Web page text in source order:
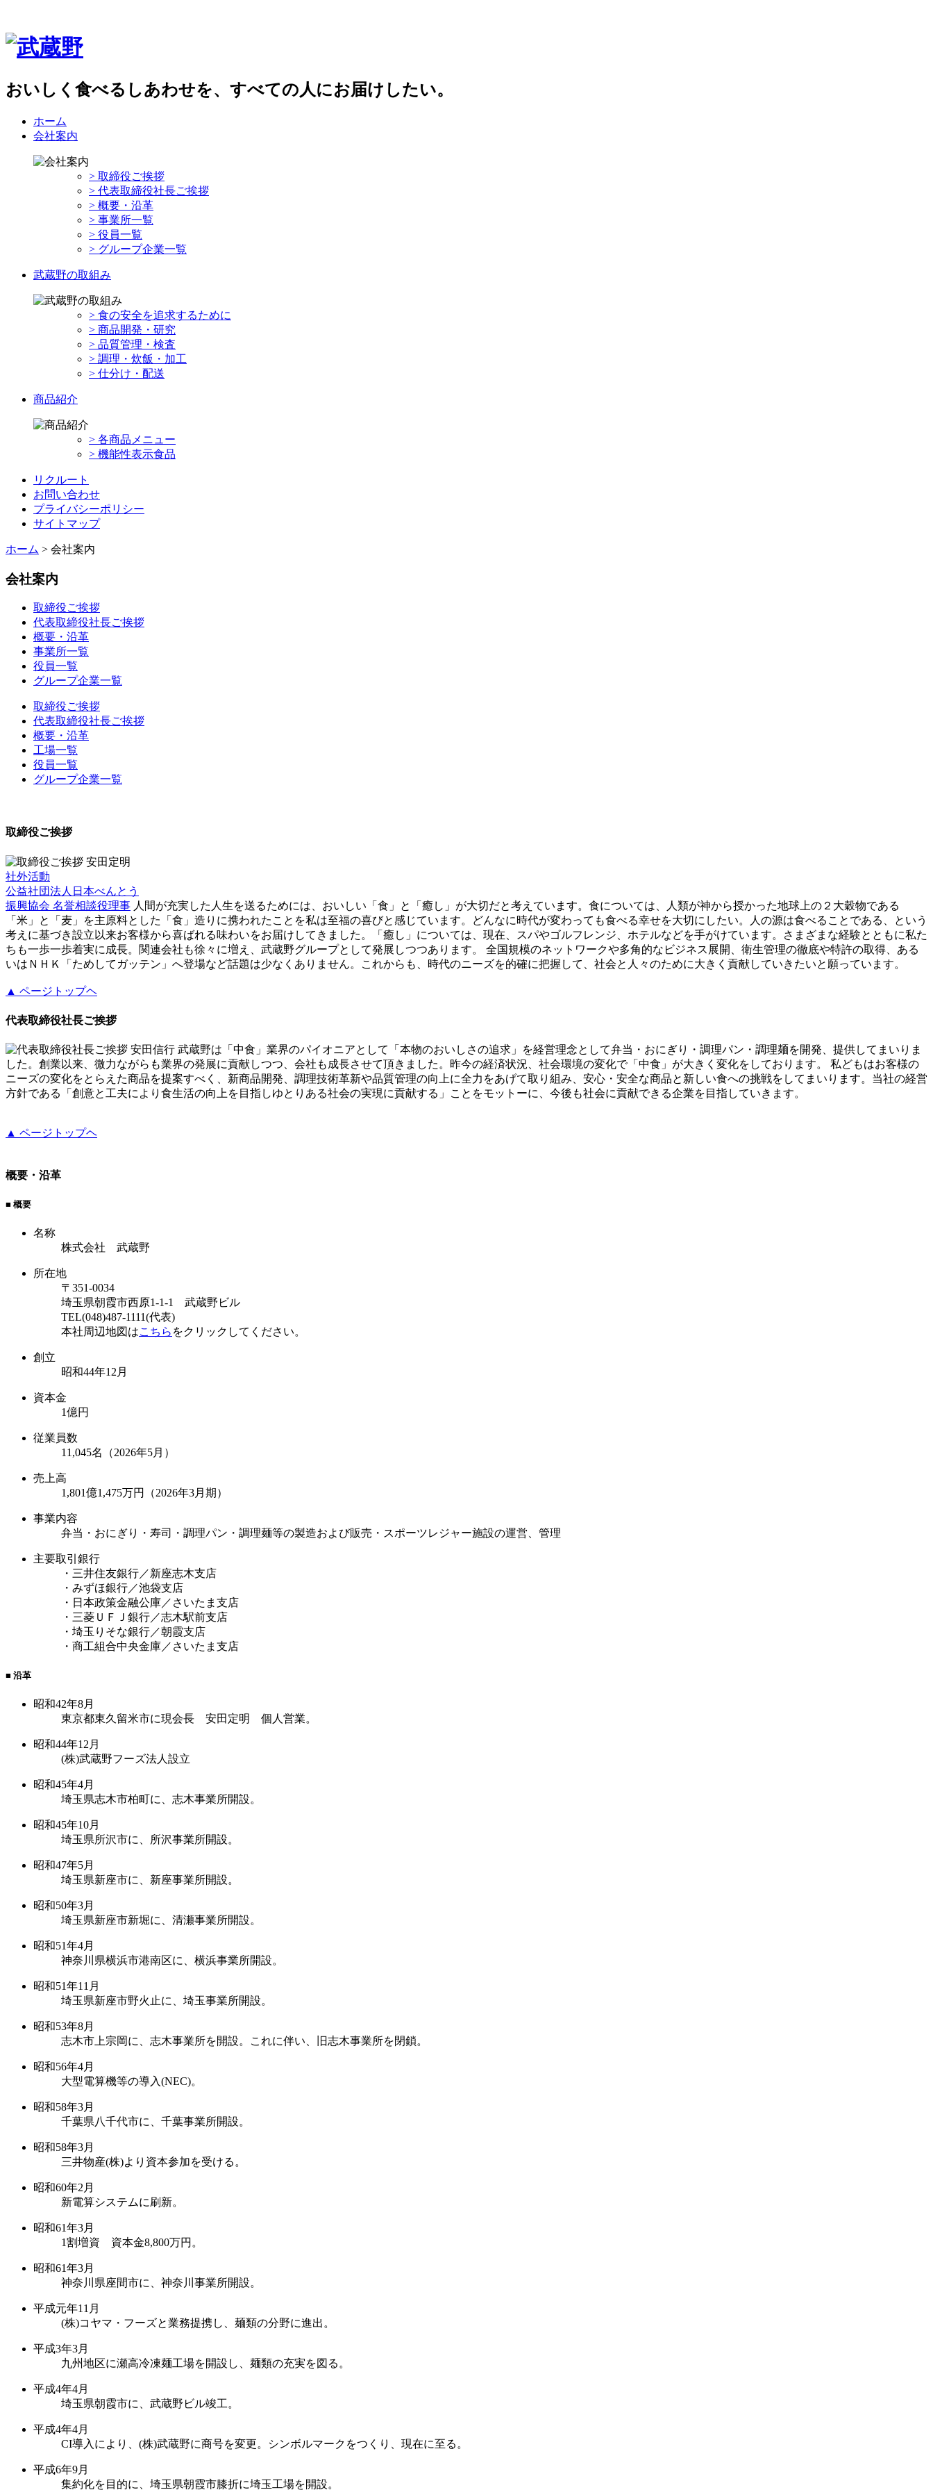
おいしく食べるしあわせを、すべての人にお届けしたい。
ホーム
会社案内
> 取締役ご挨拶
> 代表取締役社長ご挨拶
> 概要・沿革
> 事業所一覧
> 役員一覧
> グループ企業一覧
武蔵野の取組み
> 食の安全を追求するために
> 商品開発・研究
> 品質管理・検査
> 調理・炊飯・加工
> 仕分け・配送
商品紹介
> 各商品メニュー
> 機能性表示食品
リクルート
お問い合わせ
プライバシーポリシー
サイトマップ
ホーム > 会社案内
会社案内
取締役ご挨拶
代表取締役社長ご挨拶
概要・沿革
事業所一覧
役員一覧
グループ企業一覧
取締役ご挨拶
代表取締役社長ご挨拶
概要・沿革
工場一覧
役員一覧
グループ企業一覧
取締役ご挨拶
社外活動
公益社団法人日本べんとう
振興協会 名誉相談役理事 人間が充実した人生を送るためには、おいしい「食」と「癒し」が大切だと考えています。食については、人類が神から授かった地球上の２大穀物である
「米」と「麦」を主原料とした「食」造りに携われたことを私は至福の喜びと感じています。どんなに時代が変わっても食べる幸せを大切にしたい。人の源は食べることである、という
考えに基づき設立以来お客様から喜ばれる味わいをお届けしてきました。「癒し」については、現在、スパやゴルフレンジ、ホテルなどを手がけています。さまざまな経験とともに私た
ちも一歩一歩着実に成長。関連会社も徐々に増え、武蔵野グループとして発展しつつあります。 全国規模のネットワークや多角的なビジネス展開、衛生管理の徹底や特許の取得、ある
いはＮＨＫ「ためしてガッテン」へ登場など話題は少なくありません。これからも、時代のニーズを的確に把握して、社会と人々のために大きく貢献していきたいと願っています。
▲ ページトップヘ
代表取締役社長ご挨拶
武蔵野は「中食」業界のパイオニアとして「本物のおいしさの追求」を経営理念として弁当・おにぎり・調理パン・調理麺を開発、提供してまいりま
した。創業以来、微力ながらも業界の発展に貢献しつつ、会社も成長させて頂きました。昨今の経済状況、社会環境の変化で「中食」が大きく変化をしております。 私どもはお客様の
ニーズの変化をとらえた商品を提案すべく、新商品開発、調理技術革新や品質管理の向上に全力をあげて取り組み、安心・安全な商品と新しい食への挑戦をしてまいります。当社の経営
方針である「創意と工夫により食生活の向上を目指しゆとりある社会の実現に貢献する」ことをモットーに、今後も社会に貢献できる企業を目指していきます。
▲ ページトップヘ
概要・沿革
■ 概要
名称
株式会社 武蔵野
所在地
〒351-0034
埼玉県朝霞市西原1-1-1 武蔵野ビル
TEL(048)487-1111(代表)
本社周辺地図はこちら をクリックしてください。
創立
昭和44年12月
資本金
1億円
従業員数
11,045名（2026年5月）
売上高
1,801億1,475万円（2026年3月期）
事業内容
弁当・おにぎり・寿司・調理パン・調理麺等の製造および販売・スポーツレジャー施設の運営、管理
主要取引銀行
・三井住友銀行／新座志木支店
・みずほ銀行／池袋支店
・日本政策金融公庫／さいたま支店
・三菱ＵＦＪ銀行／志木駅前支店
・埼玉りそな銀行／朝霞支店
・商工組合中央金庫／さいたま支店
■ 沿革
昭和42年8月
東京都東久留米市に現会長 安田定明 個人営業。
昭和44年12月
(株)武蔵野フーズ法人設立
昭和45年4月
埼玉県志木市柏町に、志木事業所開設。
昭和45年10月
埼玉県所沢市に、所沢事業所開設。
昭和47年5月
埼玉県新座市に、新座事業所開設。
昭和50年3月
埼玉県新座市新堀に、清瀬事業所開設。
昭和51年4月
神奈川県横浜市港南区に、横浜事業所開設。
昭和51年11月
埼玉県新座市野火止に、埼玉事業所開設。
昭和53年8月
志木市上宗岡に、志木事業所を開設。これに伴い、旧志木事業所を閉鎖。
昭和56年4月
大型電算機等の導入(NEC)。
昭和58年3月
千葉県八千代市に、千葉事業所開設。
昭和58年3月
三井物産(株)より資本参加を受ける。
昭和60年2月
新電算システムに刷新。
昭和61年3月
1割増資 資本金8,800万円。
昭和61年3月
神奈川県座間市に、神奈川事業所開設。
平成元年11月
(株)コヤマ・フーズと業務提携し、麺類の分野に進出。
平成3年3月
九州地区に瀬高冷凍麺工場を開設し、麺類の充実を図る。
平成4年4月
埼玉県朝霞市に、武蔵野ビル竣工。
平成4年4月
CI導入により、(株)武蔵野に商号を変更。シンボルマークをつくり、現在に至る。
平成6年9月
集約化を目的に、埼玉県朝霞市膝折に埼玉工場を開設。